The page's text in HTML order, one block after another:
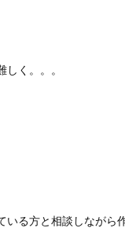
く。。。
る方と相談しながら